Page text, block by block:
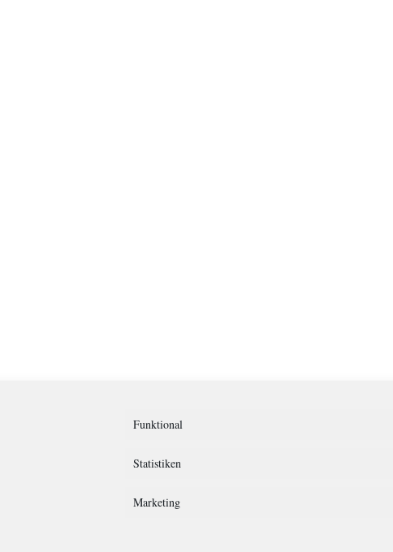
Funktional
Statistiken
Marketing